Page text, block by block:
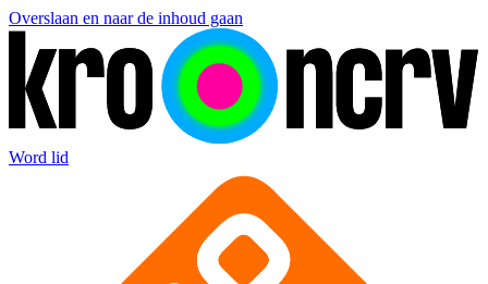
Overslaan en naar de inhoud gaan
Word lid